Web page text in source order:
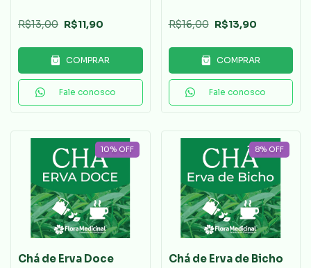
R$13,00 R$11,90
COMPRAR
Fale conosco
R$16,00 R$13,90
COMPRAR
Fale conosco
10% OFF
Chá de Erva Doce
8% OFF
Chá de Erva de Bicho